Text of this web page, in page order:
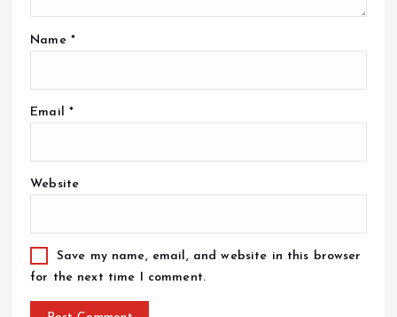
Name *
Email *
Website
Save my name, email, and website in this browser
for the next time I comment.